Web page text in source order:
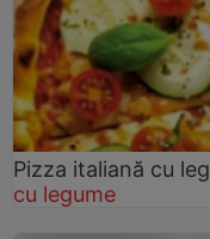
Pizza italiană cu
cu legume